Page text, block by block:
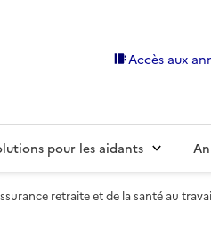
Accès aux
pour les aidants
retraite et de la santé au